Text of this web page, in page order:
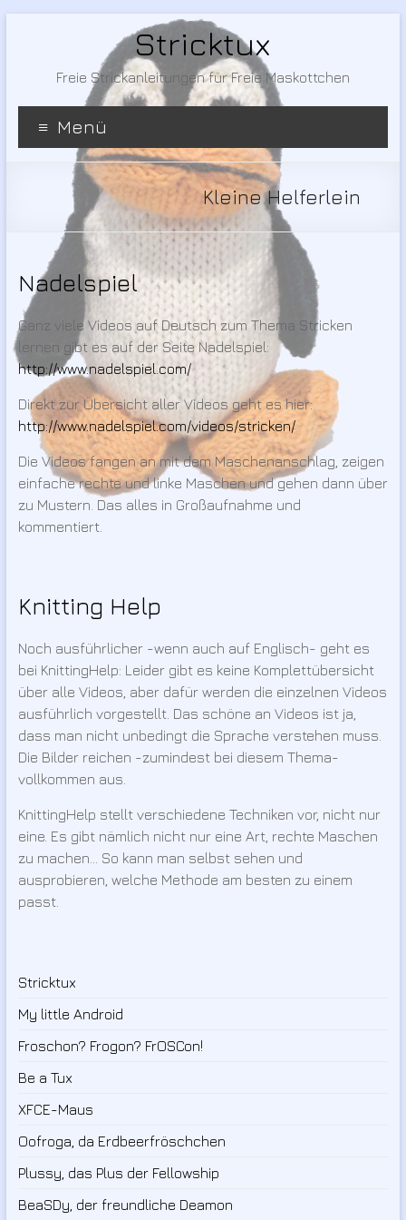
Stricktux
Freie Strickanleitungen für Freie Maskottchen
Menü
Kleine Helferlein
Nadelspiel
Ganz viele Videos auf Deutsch zum Thema Stricken
lernen gibt es auf der Seite Nadelspiel:
http://www.nadelspiel.com/
Direkt zur Übersicht aller Videos geht es hier:
http://www.nadelspiel.com/videos/stricken/
Die Videos fangen an mit dem Maschenanschlag, zeigen
einfache rechte und linke Maschen und gehen dann über
zu Mustern. Das alles in Großaufnahme und
kommentiert.
Knitting Help
Noch ausführlicher -wenn auch auf Englisch- geht es
bei KnittingHelp: Leider gibt es keine Komplettübersicht
über alle Videos, aber dafür werden die einzelnen Videos
ausführlich vorgestellt. Das schöne an Videos ist ja,
dass man nicht unbedingt die Sprache verstehen muss.
Die Bilder reichen -zumindest bei diesem Thema-
vollkommen aus.
KnittingHelp stellt verschiedene Techniken vor, nicht nur
eine. Es gibt nämlich nicht nur eine Art, rechte Maschen
zu machen… So kann man selbst sehen und
ausprobieren, welche Methode am besten zu einem
passt.
Stricktux
My little Android
Froschon? Frogon? FrOSCon!
Be a Tux
XFCE-Maus
Oofroga, da Erdbeerfröschchen
Plussy, das Plus der Fellowship
BeaSDy, der freundliche Deamon